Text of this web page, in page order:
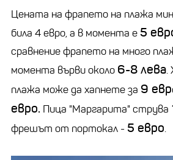
Цената на фрапето на плажа
била 4 евро, а в момента е5
сравнение фрапето на много
момента върви около 6-8 лева.
плажа може да хапнете за 9 евр
евро. Пица "Маргарита" струва
фрешът от портокал - 5 евро.